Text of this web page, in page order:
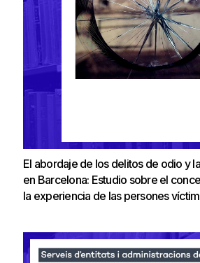
El abordaje de los delitos de odio y
en Barcelona: Estudio sobre el
la experiencia de las persones